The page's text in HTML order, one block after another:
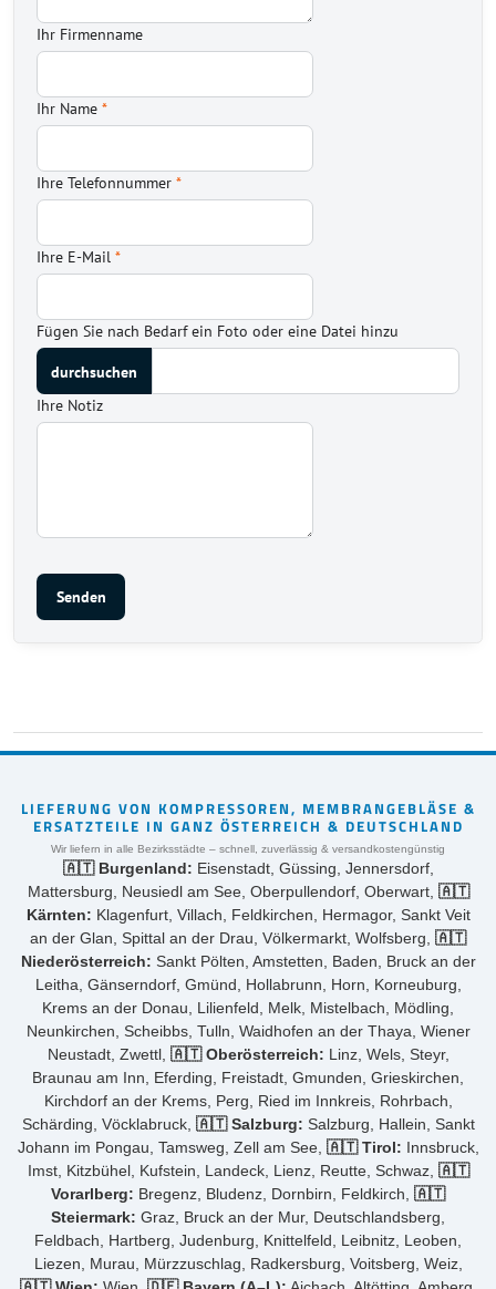
Ihr Firmenname
Ihr Name *
Ihre Telefonnummer *
Ihre E-Mail *
Fügen Sie nach Bedarf ein Foto oder eine Datei hinzu
Ihre Notiz
Senden
LIEFERUNG VON KOMPRESSOREN, MEMBRANGEBLÄSE &
ERSATZTEILE IN GANZ ÖSTERREICH & DEUTSCHLAND
Wir liefern in alle Bezirksstädte – schnell, zuverlässig & versandkostengünstig
🇦🇹 Burgenland: Eisenstadt, Güssing, Jennersdorf,
Mattersburg, Neusiedl am See, Oberpullendorf, Oberwart, 🇦🇹
Kärnten: Klagenfurt, Villach, Feldkirchen, Hermagor, Sankt Veit
an der Glan, Spittal an der Drau, Völkermarkt, Wolfsberg, 🇦🇹
Niederösterreich: Sankt Pölten, Amstetten, Baden, Bruck an der
Leitha, Gänserndorf, Gmünd, Hollabrunn, Horn, Korneuburg,
Krems an der Donau, Lilienfeld, Melk, Mistelbach, Mödling,
Neunkirchen, Scheibbs, Tulln, Waidhofen an der Thaya, Wiener
Neustadt, Zwettl, 🇦🇹 Oberösterreich: Linz, Wels, Steyr,
Braunau am Inn, Eferding, Freistadt, Gmunden, Grieskirchen,
Kirchdorf an der Krems, Perg, Ried im Innkreis, Rohrbach,
Schärding, Vöcklabruck, 🇦🇹 Salzburg: Salzburg, Hallein, Sankt
Johann im Pongau, Tamsweg, Zell am See, 🇦🇹 Tirol: Innsbruck,
Imst, Kitzbühel, Kufstein, Landeck, Lienz, Reutte, Schwaz, 🇦🇹
Vorarlberg: Bregenz, Bludenz, Dornbirn, Feldkirch, 🇦🇹
Steiermark: Graz, Bruck an der Mur, Deutschlandsberg,
Feldbach, Hartberg, Judenburg, Knittelfeld, Leibnitz, Leoben,
Liezen, Murau, Mürzzuschlag, Radkersburg, Voitsberg, Weiz,